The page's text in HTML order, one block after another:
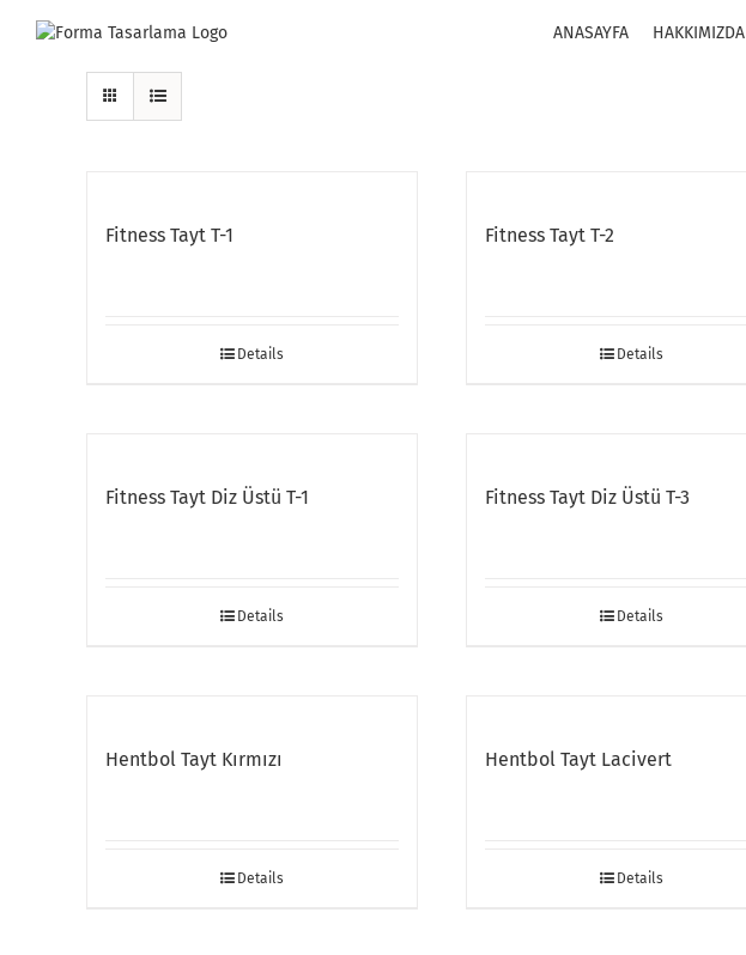
ANASAYFA HAKKIMIZDA
Fitness Tayt T-1
Details
Fitness Tayt T-2
Details
Fitness Tayt Diz Üstü T-1
Details
Fitness Tayt Diz Üstü T-3
Details
Hentbol Tayt Kırmızı
Details
Hentbol Tayt Lacivert
Details